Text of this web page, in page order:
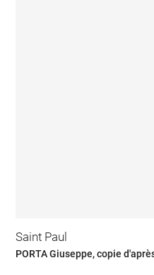
Saint Paul